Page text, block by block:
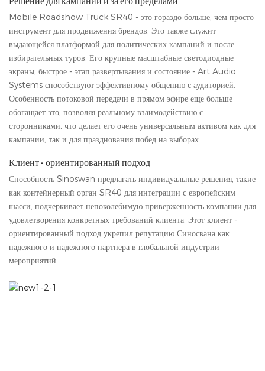
Mobile Roadshow Truck SR40 - это гораздо больше, чем просто
инструмент для продвижения брендов. Это также служит
выдающейся платформой для политических кампаний и после
избирательных туров. Его крупные масштабные светодиодные
экраны, быстрое - этап развертывания и состояние - Art Audio
Systems способствуют эффективному общению с аудиторией.
Особенность потоковой передачи в прямом эфире еще больше
обогащает это, позволяя реальному взаимодействию с
сторонниками, что делает его очень универсальным активом как для
кампании, так и для празднования побед на выборах.
Клиент - ориентированный подход
Способность Sinoswan предлагать индивидуальные решения, такие
как контейнерный орган SR40 для интеграции с европейским
шасси, подчеркивает непоколебимую приверженность компании для
удовлетворения конкретных требований клиента. Этот клиент -
ориентированный подход укрепил репутацию Синосвана как
надежного и надежного партнера в глобальной индустрии
мероприятий.